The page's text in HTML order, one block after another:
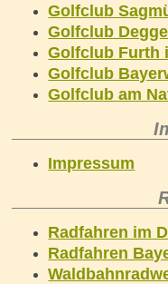
Golfclub
Golfclub
Golfclub Furth
Golfclub
Golfclub am
Impressum
Radfahren im
Radfahren